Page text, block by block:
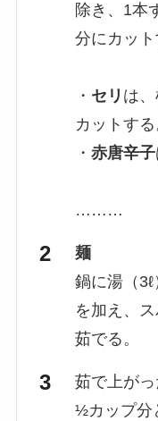
除き、1本
分にカット
・ セリ は
カットする
・ 赤唐辛子
………
麺
鍋に湯（
を加え、
茹でる。
茹で上が
½カップ分